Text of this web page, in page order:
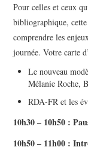
Pour celles et ceux
bibliographique,
comprendre les
journée. Votre carte
Le nouveau
Mélanie Roche,
RDA-FR et les
10h30 – 10h50 :
10h50 – 11h00 :